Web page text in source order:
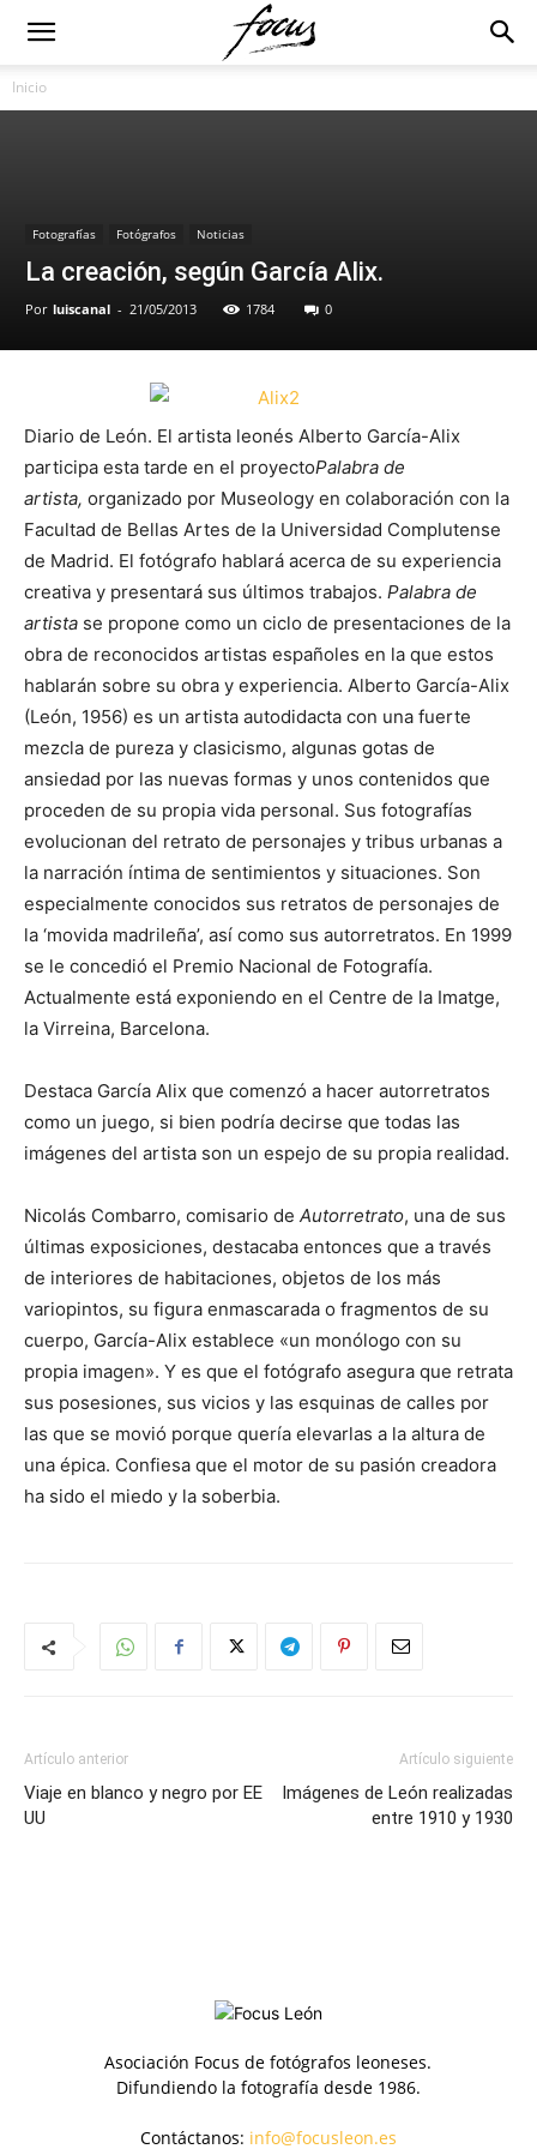
Inicio
Fotografías Fotógrafos Noticias
La creación, según García Alix.
Por luiscanal - 21/05/2013 1784 0
Diario de León. El artista leonés Alberto García-Alix
participa esta tarde en el proyectoPalabra de
artista, organizado por Museology en colaboración con la
Facultad de Bellas Artes de la Universidad Complutense
de Madrid. El fotógrafo hablará acerca de su experiencia
creativa y presentará sus últimos trabajos. Palabra de
artista se propone como un ciclo de presentaciones de la
obra de reconocidos artistas españoles en la que estos
hablarán sobre su obra y experiencia. Alberto García-Alix
(León, 1956) es un artista autodidacta con una fuerte
mezcla de pureza y clasicismo, algunas gotas de
ansiedad por las nuevas formas y unos contenidos que
proceden de su propia vida personal. Sus fotografías
evolucionan del retrato de personajes y tribus urbanas a
la narración íntima de sentimientos y situaciones. Son
especialmente conocidos sus retratos de personajes de
la ‘movida madrileña’, así como sus autorretratos. En 1999
se le concedió el Premio Nacional de Fotografía.
Actualmente está exponiendo en el Centre de la Imatge,
la Virreina, Barcelona.
Destaca García Alix que comenzó a hacer autorretratos
como un juego, si bien podría decirse que todas las
imágenes del artista son un espejo de su propia realidad.
Nicolás Combarro, comisario de Autorretrato, una de sus
últimas exposiciones, destacaba entonces que a través
de interiores de habitaciones, objetos de los más
variopintos, su figura enmascarada o fragmentos de su
cuerpo, García-Alix establece «un monólogo con su
propia imagen». Y es que el fotógrafo asegura que retrata
sus posesiones, sus vicios y las esquinas de calles por
las que se movió porque quería elevarlas a la altura de
una épica. Confiesa que el motor de su pasión creadora
ha sido el miedo y la soberbia.
Artículo anterior
Viaje en blanco y negro por EE
UU
Artículo siguiente
Imágenes de León realizadas
entre 1910 y 1930
Asociación Focus de fotógrafos leoneses.
Difundiendo la fotografía desde 1986.
Contáctanos: info@focusleon.es